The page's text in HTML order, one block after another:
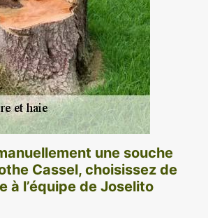
une souche
Cassel, choisissez de
à l’équipe de Joselito